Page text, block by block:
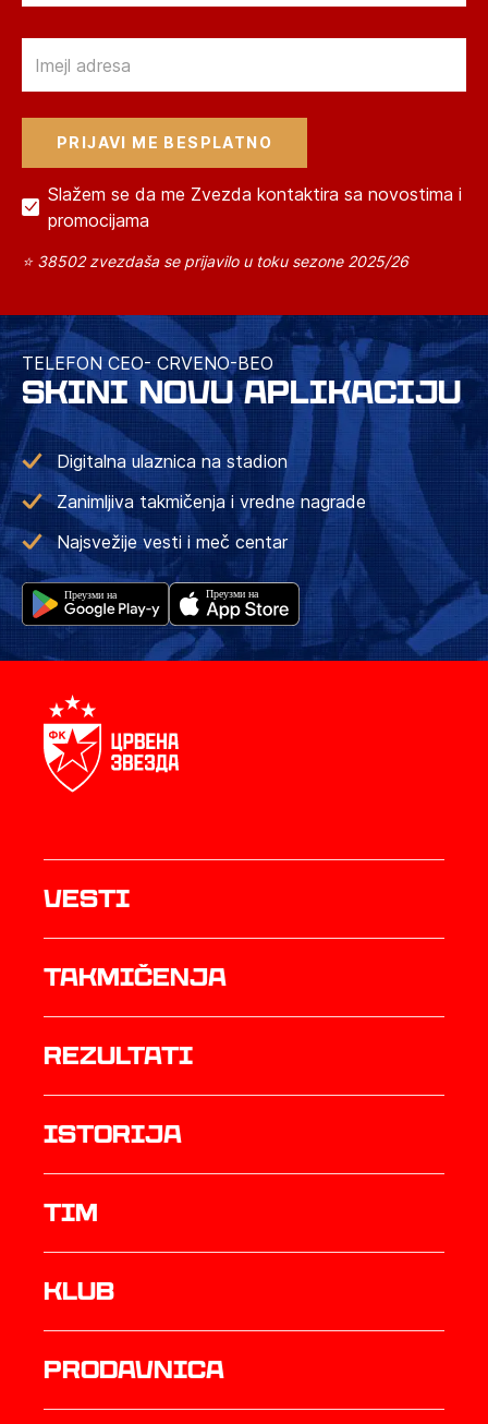
Slažem se da me Zvezda kontaktira sa novostima i
promocijama
⭐ 38502 zvezdaša se prijavilo u toku sezone 2025/26
TELEFON CEO- CRVENO-BEO
SKINI NOVU APLIKACIJU
Digitalna ulaznica na stadion
Zanimljiva takmičenja i vredne nagrade
Najsvežije vesti i meč centar
Vesti
Takmičenja
rezultati
istorija
TIM
Klub
prodavnica